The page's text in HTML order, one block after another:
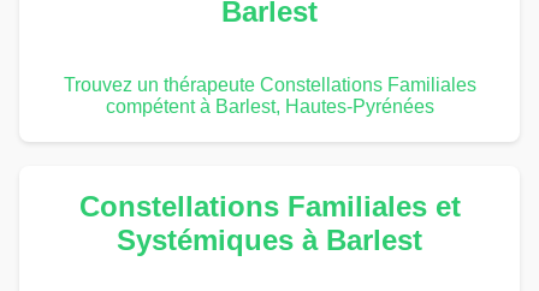
Barlest
Trouvez un thérapeute Constellations Familiales
compétent à Barlest, Hautes-Pyrénées
Constellations Familiales et
Systémiques à Barlest